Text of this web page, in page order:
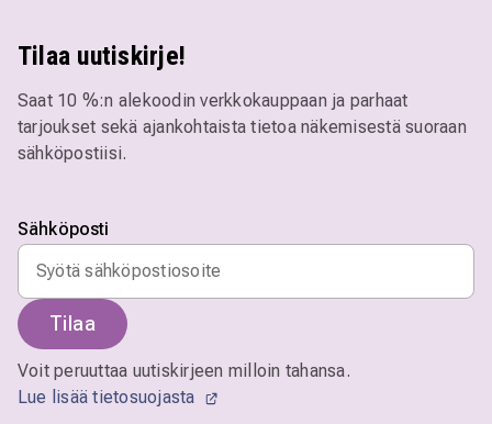
Tilaa uutiskirje!
Saat 10 %:n alekoodin verkkokauppaan ja parhaat
tarjoukset sekä ajankohtaista tietoa näkemisestä suoraan
sähköpostiisi.
Sähköposti
Tilaa
Voit peruuttaa uutiskirjeen milloin tahansa.
Lue lisää tietosuojasta